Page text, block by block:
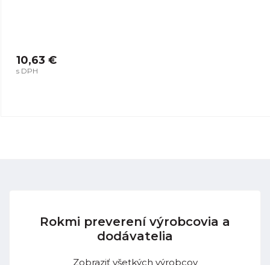
10,63 €
s DPH
Rokmi preverení výrobcovia a
dodávatelia
Zobraziť všetkých výrobcov